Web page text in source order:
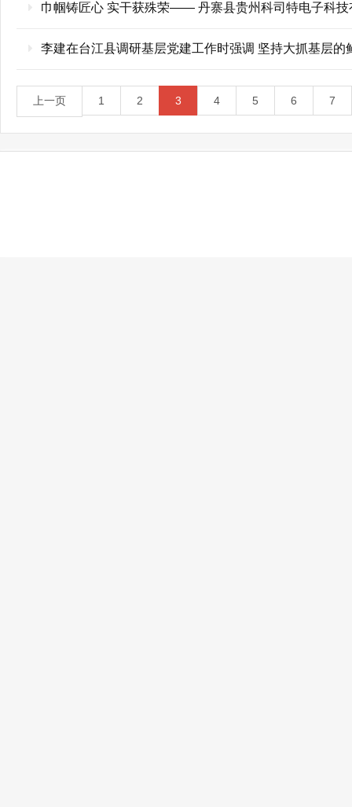
巾帼铸匠心 实干获殊荣—— 丹寨县贵州科司特电子科技
李建在台江县调研基层党建工作时强调 坚持大抓基层
上一页 1 2 3 4 5 6 7